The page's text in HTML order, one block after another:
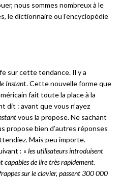
nous sommes nombreux à le
le dictionnaire ou l’encyclopédie
sur cette tendance. Il y a
Instant. Cette nouvelle forme que
fait toute la place à la
dit : avant que vous n’ayez
vous la propose. Ne sachant
propose bien d’autres réponses
Mais peu importe.
: «les utilisateurs introduisent
capables de lire très rapidement.
sur le clavier, passent 300 000